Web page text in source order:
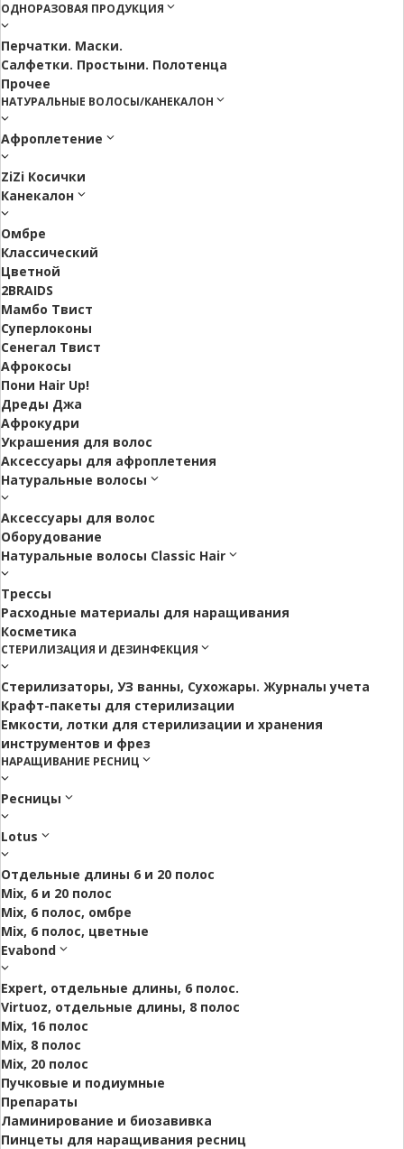
ОДНОРАЗОВАЯ ПРОДУКЦИЯ
Перчатки. Маски.
Салфетки. Простыни. Полотенца
Прочее
НАТУРАЛЬНЫЕ ВОЛОСЫ/КАНЕКАЛОН
Афроплетение
ZiZi Косички
Канекалон
Омбре
Классический
Цветной
2BRAIDS
Мамбо Твист
Суперлоконы
Сенегал Твист
Афрокосы
Пони Hair Up!
Дреды Джа
Афрокудри
Украшения для волос
Аксессуары для афроплетения
Натуральные волосы
Аксессуары для волос
Оборудование
Натуральные волосы Classic Hair
Трессы
Расходные материалы для наращивания
Косметика
СТЕРИЛИЗАЦИЯ И ДЕЗИНФЕКЦИЯ
Стерилизаторы, УЗ ванны, Сухожары. Журналы учета
Крафт-пакеты для стерилизации
Емкости, лотки для стерилизации и хранения
инструментов и фрез
НАРАЩИВАНИЕ РЕСНИЦ
Ресницы
Lotus
Отдельные длины 6 и 20 полос
Mix, 6 и 20 полос
Mix, 6 полос, омбре
Mix, 6 полос, цветные
Evabond
Expert, отдельные длины, 6 полос.
Virtuoz, отдельные длины, 8 полос
Mix, 16 полос
Mix, 8 полос
Mix, 20 полос
Пучковые и подиумные
Препараты
Ламинирование и биозавивка
Пинцеты для наращивания ресниц